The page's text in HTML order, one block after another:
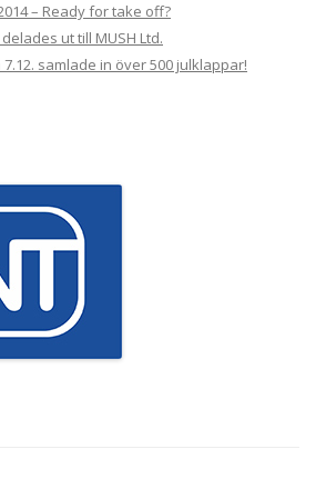
– Ready for take off?
ut till MUSH Ltd.
samlade in över 500 julklappar!